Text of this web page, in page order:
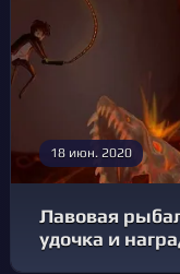
18 июн. 2020
Лавовая
удочка и